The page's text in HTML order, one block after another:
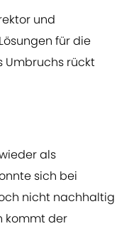
und
für die
Umbruchs rückt
als
sich bei
nicht nachhaltig
kommt der